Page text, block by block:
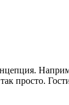
просто.